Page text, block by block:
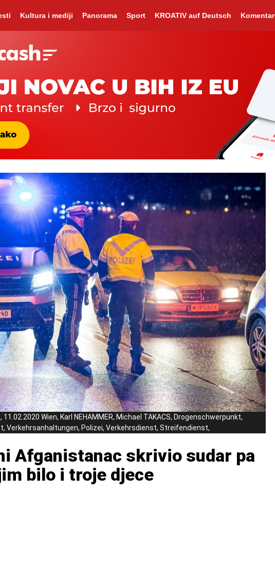
Kultura i mediji Panorama Sport KROATIV auf Deutsch Komentar
11.02.2020 Wien, Karl NEHAMMER, Michael TAKACS, Drogenschwerpunkt,
Verkehrsanhaltungen, Polizei, Verkehrsdienst, Streifendienst,
Afganistanac skrivio sudar pa
bilo i troje djece